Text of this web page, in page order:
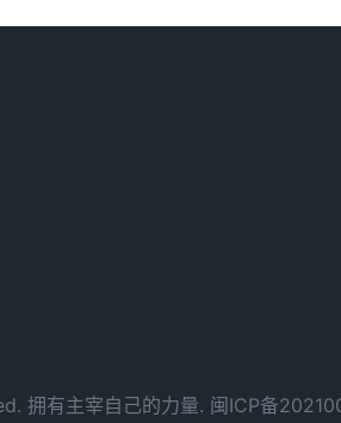
拥有主宰自己的力量. 闽ICP备